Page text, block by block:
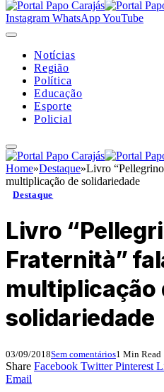
Instagram WhatsAppYouTube
Notícias
Região
Política
Educação
Esporte
Policial
Home»Destaque»Livro
multiplicação de solidariedade
Destaque
Livro
Fraternità”
multiplicação
solidariedade
03/09/2018Sem comentários1 Min Read
Share Facebook Twitter Pinterest
Email